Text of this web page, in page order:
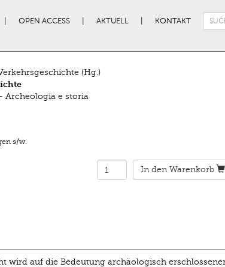
OPEN ACCESS AKTUELL KONTAKT
(Hg.)
Archeologia e storia
s/w.
In den Warenkorb
wird auf die Bedeutung archäologisch